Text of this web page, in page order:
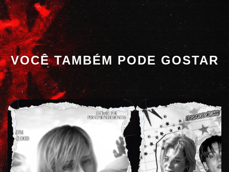
VOCÊ TAMBÉM PODE GOSTAR